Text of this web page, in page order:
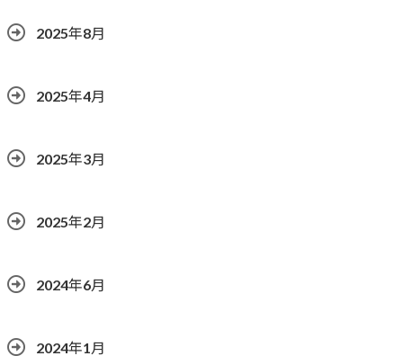
2025年8月
2025年4月
2025年3月
2025年2月
2024年6月
2024年1月